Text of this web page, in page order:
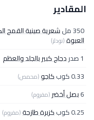
المقادير
350 مل شعرية صينية القمح
العبوة(نودلز)
1 صدر
دجاج كبير بالجلد والعظم
0.33 كوب
كاجو(محمص)
6بصل أخضر (مفروم)
0.25 كوب كزبرة طازجة(مفروم)